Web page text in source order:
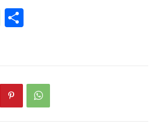
W
A
p